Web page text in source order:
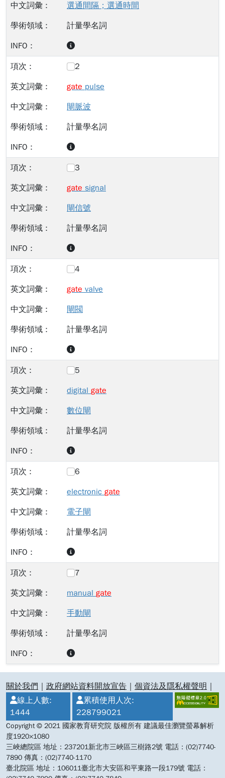
選通間隔；選通時間
計量學名詞
2
gate pulse
閘脈波
計量學名詞
3
gate signal
閘信號
計量學名詞
4
gate valve
閘閥
計量學名詞
5
digital gate
數位閘
計量學名詞
6
electronic gate
電子閘
計量學名詞
7
manual gate
手動閘
計量學名詞
:::關於我們 政府網站資料開放宣告 個資法及隱私權聲明
線上人數:
1444
累積使用人次:
228799021
Copyright © 2021 國家教育研究院 版權所有 建議最佳瀏覽螢幕解析
度1920×1080
三峽總院區 地址：237201新北市三峽區三樹路2號 電話：(02)7740-
7890 傳真：(02)7740-1170
臺北院區 地址：106011臺北市大安區和平東路一段179號 電話：